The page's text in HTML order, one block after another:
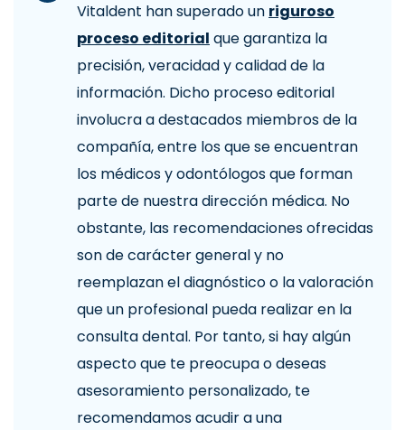
Vitaldent han superado un riguroso
proceso editorial que garantiza la
precisión, veracidad y calidad de la
información. Dicho proceso editorial
involucra a destacados miembros de la
compañía, entre los que se encuentran
los médicos y odontólogos que forman
parte de nuestra dirección médica. No
obstante, las recomendaciones ofrecidas
son de carácter general y no
reemplazan el diagnóstico o la valoración
que un profesional pueda realizar en la
consulta dental. Por tanto, si hay algún
aspecto que te preocupa o deseas
asesoramiento personalizado, te
recomendamos acudir a una